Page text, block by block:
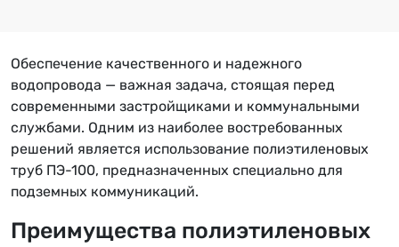
Обеспечение качественного и надежного
водопровода — важная задача, стоящая перед
современными застройщиками и коммунальными
службами. Одним из наиболее востребованных
решений является использование полиэтиленовых
труб ПЭ-100, предназначенных специально для
подземных коммуникаций.
Преимущества полиэтиленовых